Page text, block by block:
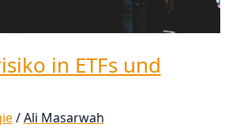
in ETFs und
/Ali Masarwah